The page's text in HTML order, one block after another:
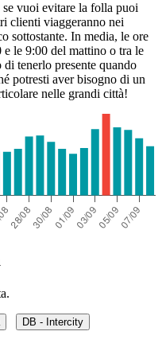
vuoi evitare la folla puoi
clienti viaggeranno nei
sottostante. In media, le ore
le 9:00 del mattino o tra le
tenerlo presente quando
potresti aver bisogno di un
nelle grandi città!
DB - Intercity